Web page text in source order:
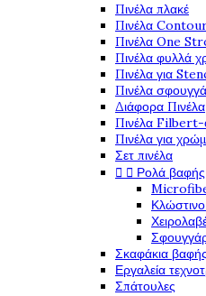
Πινέλα πλακέ
Πινέλα
Πινέλα One
Πινέλα φυλλά
Πινέλα για
Πινέλα
Διάφορα Πινέλα
Πινέλα
Πινέλα για
Σετ πινέλα
  Ρολά
Κλώστινο
Σκαφάκια βαφής
Εργαλεία
Σπάτουλες